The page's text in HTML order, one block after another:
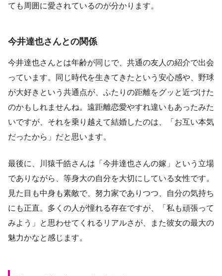
ても周囲に愛されているのが分かります。
今井達也さんとの関係
今井達也さんとは年齢が同じで、共通の友人の紹介で出会
っています。同じ時代を生きてきたという安心感や、野球
が大好きという共通点が、ふたりの距離をグッと近づけた
のかもしれませんね。遠距離恋愛やすれ違いもあったみた
いですが、それを乗り越えて結婚したのは、「お互い本気
だったから」だと思います。
最後に、川猿千皓さんは「今井達也さんの嫁」という立場
でありながら、等身大の自分を大切にしている女性です。
見た目も中身も素敵で、努力家でありつつ、自分の気持ち
にも正直。多くの人が憧れる存在ですが、「私も頑張って
みよう」と思わせてくれるリアルさが、また彼女の最大の
魅力かなと感じます。